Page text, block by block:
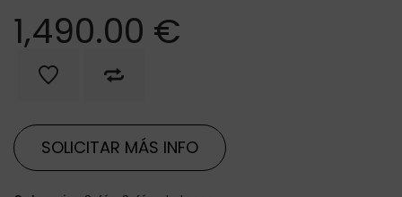
1,490.00 €
SOLICITAR MÁS INFO